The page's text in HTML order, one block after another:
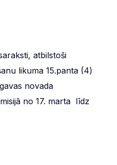
atbilstoši
likuma 15.panta (4)
novada
no 17. marta līdz